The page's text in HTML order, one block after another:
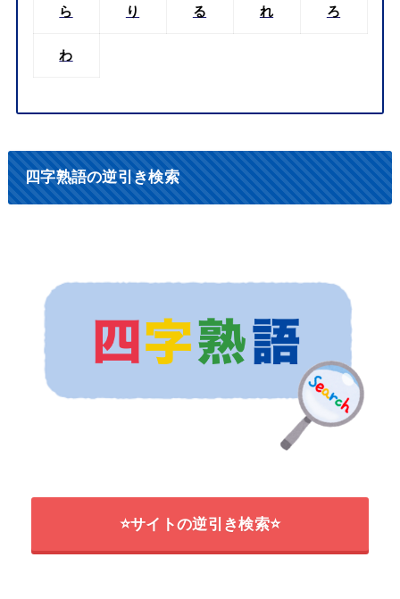
ら り る れ ろ
わ
四字熟語の逆引き検索
⭐サイトの逆引き検索⭐